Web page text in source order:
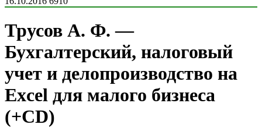
Трусов А. Ф. —
Бухгалтерский, налоговый
учет и делопроизводство на
Excel для малого бизнеса
(+CD)